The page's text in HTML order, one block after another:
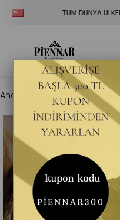
TÜM DÜNYA ÜLKELERİNE
Anasayfa Tesettür Abiye